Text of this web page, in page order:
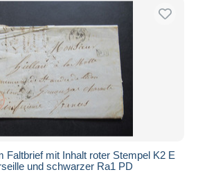
Faltbrief mit Inhalt roter Stempel K2 E
und schwarzer Ra1 PD